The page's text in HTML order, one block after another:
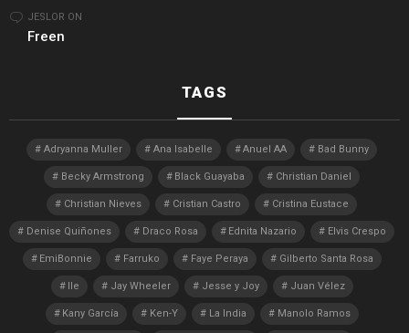
JESLOR ON
Freen
TAGS
Adryanna Muller Ana Isabelle Anuel AA Bad Bunny
Becky Armstrong Black Guayaba Christian Daniel
Christian Nieves Cristian Castro Cristina Eustace
Denise Quiñones Draco Rosa Ednita Nazario Elvis Crespo
EmiBonnie Farruko Faye Peraya Gilberto Santa Rosa
Ile Jay Wheeler Jesse y Joy Juan Vélez
Kany García Ken-Y La India Manolo Ramos